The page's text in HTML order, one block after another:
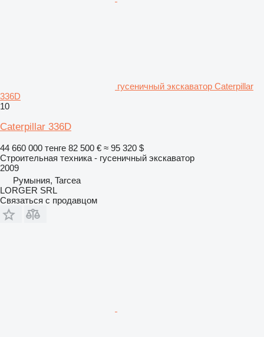
гусеничный экскаватор Caterpillar
336D
10
Caterpillar 336D
44 660 000 тенге 82 500 € ≈ 95 320 $
Строительная техника - гусеничный экскаватор
2009
Румыния, Tarcea
LORGER SRL
Связаться с продавцом